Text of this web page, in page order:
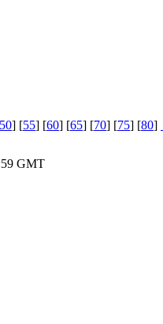
50] [55] [60] [65] [70] [75] [80]
GMT